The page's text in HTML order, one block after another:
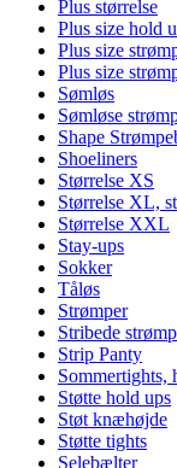
Plus størrelse
Plus size hold
Plus size
Plus size
Sømløs
Sømløse
Shape
Shoeliners
Størrelse XS
Størrelse XL,
Størrelse XXL
Stay-ups
Sokker
Tåløs
Strømper
Stribede
Strip Panty
Sommertights,
Støtte hold ups
Støt knæhøjde
Støtte tights
Selebælter